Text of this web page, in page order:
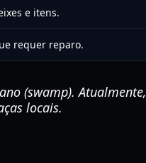
e itens.
requer reparo.
(swamp). Atualmente,
locais.